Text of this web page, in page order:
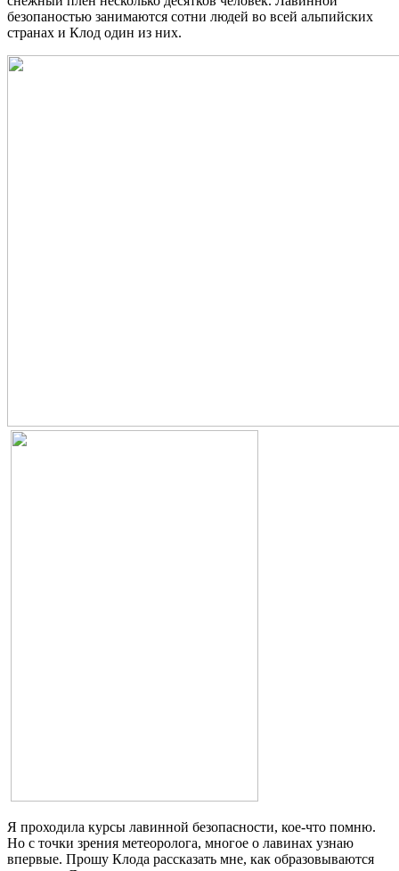
безопаностью занимаются сотни людей во всей альпийских
странах и Клод один из них.
Я проходила курсы лавинной безопасности, кое-что помню.
Но с точки зрения метеоролога, многое о лавинах узнаю
впервые. Прошу Клода рассказать мне, как образовываются